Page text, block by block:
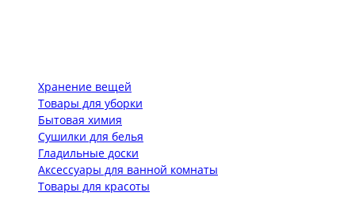
Хранение вещей
Товары для уборки
Бытовая химия
Сушилки для белья
Гладильные доски
Аксессуары для ванной комнаты
Товары для красоты